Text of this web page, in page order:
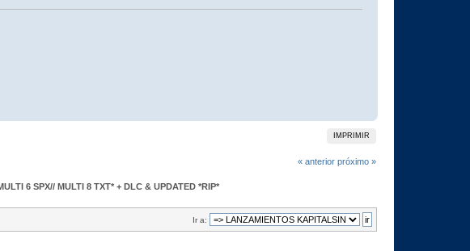
IMPRIMIR
« anterior próximo »
6 SPX// MULTI 8 TXT* + DLC & UPDATED *RIP*
Ir a: